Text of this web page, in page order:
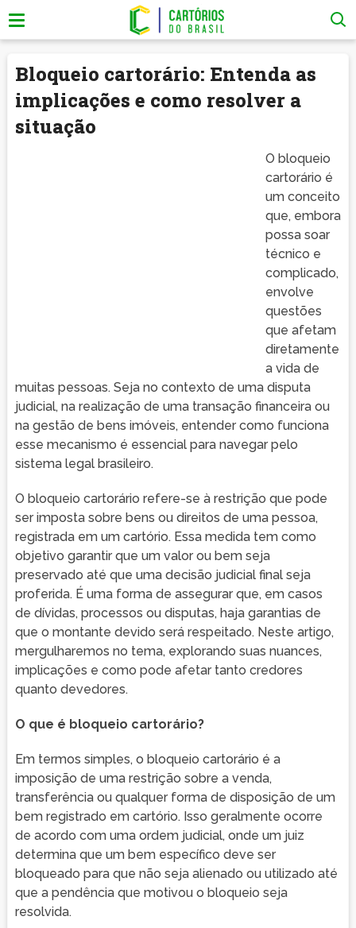
Bloqueio cartorário: Entenda as
implicações e como resolver a
situação
O bloqueio
cartorário é
um conceito
que, embora
possa soar
técnico e
complicado,
envolve
questões
que afetam
diretamente
a vida de
muitas pessoas. Seja no contexto de uma disputa
judicial, na realização de uma transação financeira ou
na gestão de bens imóveis, entender como funciona
esse mecanismo é essencial para navegar pelo
sistema legal brasileiro.
O bloqueio cartorário refere-se à restrição que pode
ser imposta sobre bens ou direitos de uma pessoa,
registrada em um cartório. Essa medida tem como
objetivo garantir que um valor ou bem seja
preservado até que uma decisão judicial final seja
proferida. É uma forma de assegurar que, em casos
de dívidas, processos ou disputas, haja garantias de
que o montante devido será respeitado. Neste artigo,
mergulharemos no tema, explorando suas nuances,
implicações e como pode afetar tanto credores
quanto devedores.
O que é bloqueio cartorário?
Em termos simples, o bloqueio cartorário é a
imposição de uma restrição sobre a venda,
transferência ou qualquer forma de disposição de um
bem registrado em cartório. Isso geralmente ocorre
de acordo com uma ordem judicial, onde um juiz
determina que um bem específico deve ser
bloqueado para que não seja alienado ou utilizado até
que a pendência que motivou o bloqueio seja
resolvida.